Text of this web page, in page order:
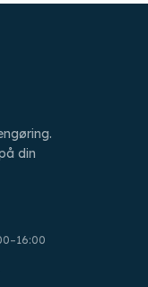
din